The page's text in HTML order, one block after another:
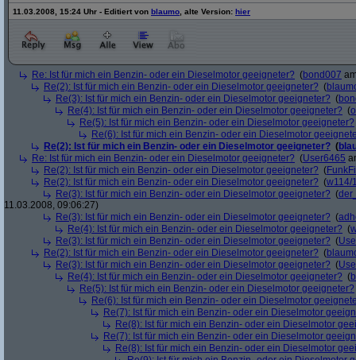
11.03.2008, 15:24 Uhr - Editiert von blaumo , alte Version: hier
Re: Ist für mich ein Benzin- oder ein Dieselmotor geeigneter? (bond007
Re(2): Ist für mich ein Benzin- oder ein Dieselmotor geeigneter? (
Re(3): Ist für mich ein Benzin- oder ein Dieselmotor geeigneter? (
Re(4): Ist für mich ein Benzin- oder ein Dieselmotor geeigneter? (
Re(5): Ist für mich ein Benzin- oder ein Dieselmotor geeigneter?
Re(6): Ist für mich ein Benzin- oder ein Dieselmotor
Re(2): Ist für mich ein Benzin- oder ein Dieselmotor geeigneter? (
Re: Ist für mich ein Benzin- oder ein Dieselmotor geeigneter? (User6465
Re(2): Ist für mich ein Benzin- oder ein Dieselmotor geeigneter? (
Re(2): Ist für mich ein Benzin- oder ein Dieselmotor geeigneter? (w114/
Re(3): Ist für mich ein Benzin- oder ein Dieselmotor geeigneter? (
11.03.2008, 09:06:27)
Re(3): Ist für mich ein Benzin- oder ein Dieselmotor geeigneter? (
Re(4): Ist für mich ein Benzin- oder ein Dieselmotor geeigneter? (
Re(3): Ist für mich ein Benzin- oder ein Dieselmotor geeigneter? (
Re(2): Ist für mich ein Benzin- oder ein Dieselmotor geeigneter? (
Re(3): Ist für mich ein Benzin- oder ein Dieselmotor geeigneter? (
Re(4): Ist für mich ein Benzin- oder ein Dieselmotor geeigneter? (
Re(5): Ist für mich ein Benzin- oder ein Dieselmotor geeigneter?
Re(6): Ist für mich ein Benzin- oder ein Dieselmotor
Re(7): Ist für mich ein Benzin- oder ein Dieselmotor
Re(8): Ist für mich ein Benzin- oder ein Dieselmotor
Re(7): Ist für mich ein Benzin- oder ein Dieselmotor
Re(8): Ist für mich ein Benzin- oder ein Dieselmotor